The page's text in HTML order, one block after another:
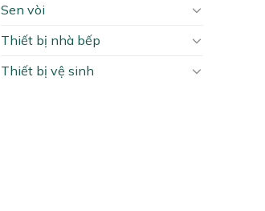
Sen vòi
Thiết bị nhà bếp
Thiết bị vệ sinh